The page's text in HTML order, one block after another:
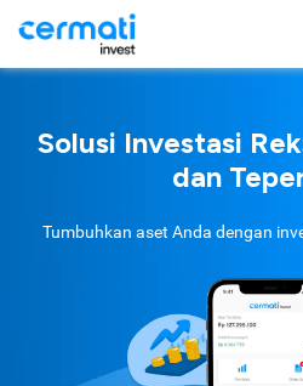
Solusi Investasi
dan
Tumbuhkan aset Anda dengan